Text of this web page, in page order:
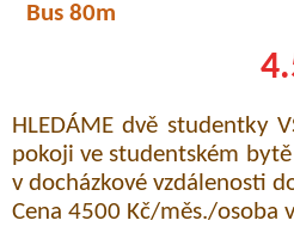
Bus 80m
HLEDÁME dvě studentky
pokoji ve studentském
v docházkové vzdálenosti
Cena 4500 Kč/měs./osoba